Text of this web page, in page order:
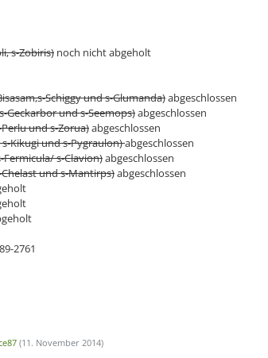
s-Zobiris) noch nicht abgeholt
Schiggy und s-Glumanda)abgeschlossen
Geckarbor und s-Seemops)abgeschlossen
und s-Zorua)abgeschlossen
s-Kikugi und s-Pygraulon)abgeschlossen
s-Clavion)abgeschlossen
und s-Mantirps)abgeschlossen
2761
(11. November 2014)